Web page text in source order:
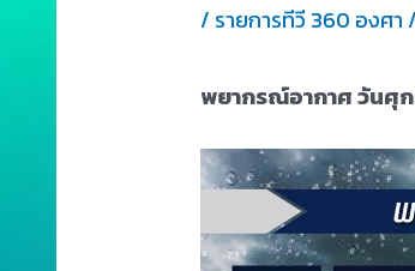
/ รายการทีวี 360 องศา
พยากรณ์อากาศ วันศุ